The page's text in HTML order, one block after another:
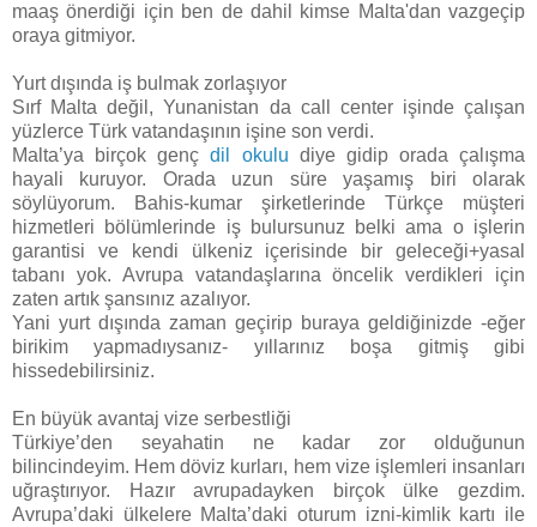
maaş önerdiği için ben de dahil kimse Malta'dan vazgeçip
oraya gitmiyor.
Yurt dışında iş bulmak zorlaşıyor
Sırf Malta değil, Yunanistan da call center işinde çalışan
yüzlerce Türk vatandaşının işine son verdi.
Malta’ya birçok gençdil okulu diye gidip orada çalışma
hayali kuruyor. Orada uzun süre yaşamış biri olarak
söylüyorum. Bahis-kumar şirketlerinde Türkçe müşteri
hizmetleri bölümlerinde iş bulursunuz belki ama o işlerin
garantisi ve kendi ülkeniz içerisinde bir geleceği+yasal
tabanı yok. Avrupa vatandaşlarına öncelik verdikleri için
zaten artık şansınız azalıyor.
Yani yurt dışında zaman geçirip buraya geldiğinizde -eğer
birikim yapmadıysanız- yıllarınız boşa gitmiş gibi
hissedebilirsiniz.
En büyük avantaj vize serbestliği
Türkiye’den seyahatin ne kadar zor olduğunun
bilincindeyim. Hem döviz kurları, hem vize işlemleri insanları
uğraştırıyor. Hazır avrupadayken birçok ülke gezdim.
Avrupa’daki ülkelere Malta’daki oturum izni-kimlik kartı ile